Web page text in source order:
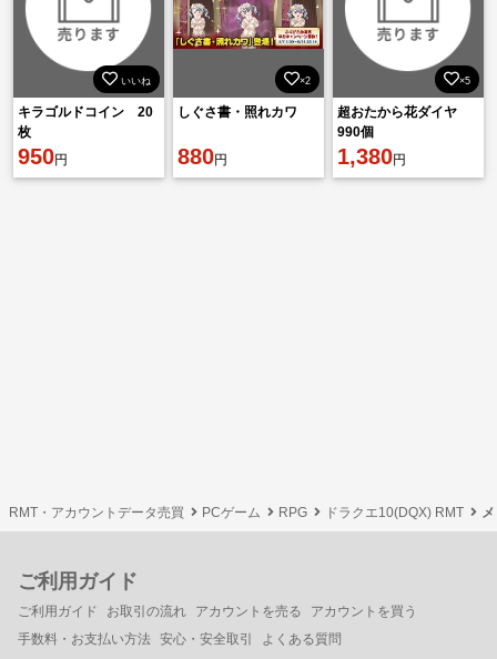
いいね
キラゴルドコイン 20
枚
950円
×2
しぐさ書・照れカワ
880円
×5
超おたから花ダイヤ
990個
1,380円
RMT・アカウントデータ売買 PCゲーム RPG ドラクエ10(DQX) RMT
ご利用ガイド
ご利用ガイド お取引の流れ アカウントを売る
アカウントを買う
手数料・お支払い方法 安心・安全取引 よくある質問